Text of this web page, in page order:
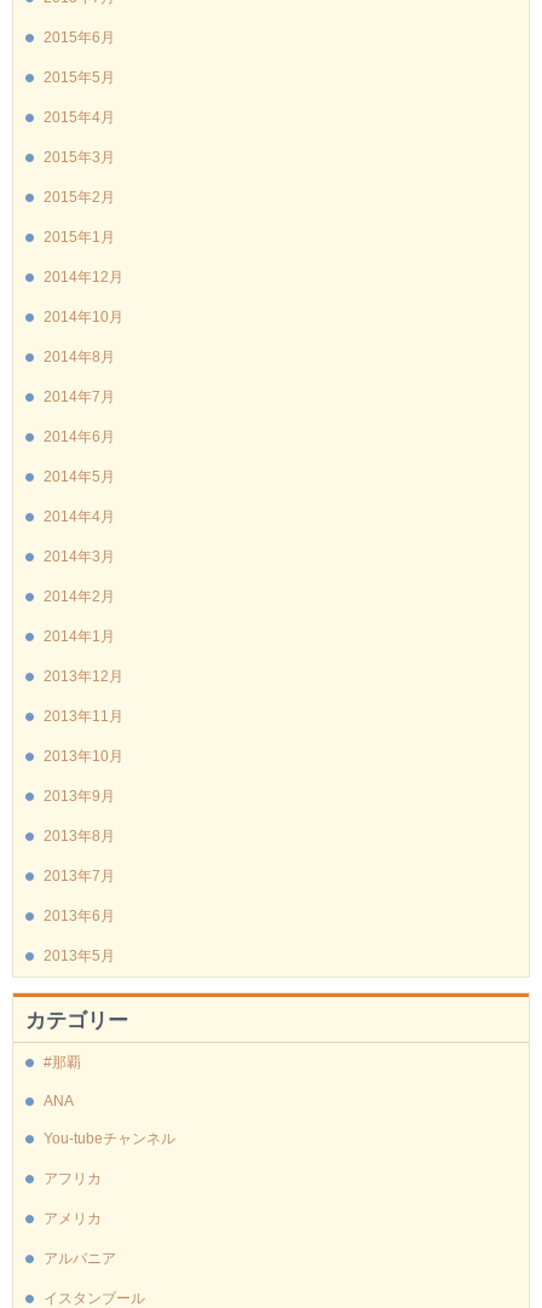
2015年6月
2015年5月
2015年4月
2015年3月
2015年2月
2015年1月
2014年12月
2014年10月
2014年8月
2014年7月
2014年6月
2014年5月
2014年4月
2014年3月
2014年2月
2014年1月
2013年12月
2013年11月
2013年10月
2013年9月
2013年8月
2013年7月
2013年6月
2013年5月
カテゴリー
#那覇
ANA
You-tubeチャンネル
アフリカ
アメリカ
アルバニア
イスタンブール